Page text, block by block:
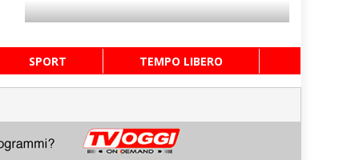
SPORT TEMPO LIBERO